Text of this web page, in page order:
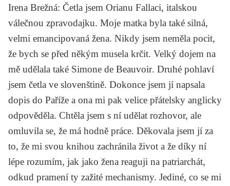
Irena Brežná: Četla jsem Orianu Fallaci, italskou
válečnou zpravodajku. Moje matka byla také silná,
velmi emancipovaná žena. Nikdy jsem neměla pocit,
že bych se před někým musela krčit. Velký dojem na
mě udělala také Simone de Beauvoir. Druhé pohlaví
jsem četla ve slovenštině. Dokonce jsem jí napsala
dopis do Paříže a ona mi pak velice přátelsky anglicky
odpověděla. Chtěla jsem s ní udělat rozhovor, ale
omluvila se, že má hodně práce. Děkovala jsem jí za
to, že mi svou knihou zachránila život a že díky ní
lépe rozumím, jak jako žena reaguji na patriarchát,
odkud pramení ty zažité mechanismy. Jediné, co se mi